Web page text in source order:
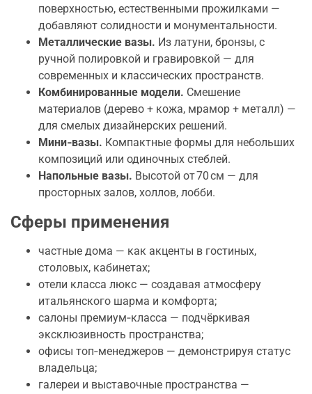
поверхностью, естественными прожилками —
добавляют солидности и монументальности.
Металлические вазы. Из латуни, бронзы, с
ручной полировкой и гравировкой — для
современных и классических пространств.
Комбинированные модели. Смешение
материалов (дерево + кожа, мрамор + металл) —
для смелых дизайнерских решений.
Мини‑вазы. Компактные формы для небольших
композиций или одиночных стеблей.
Напольные вазы. Высотой от 70 см — для
просторных залов, холлов, лобби.
Сферы применения
частные дома — как акценты в гостиных,
столовых, кабинетах;
отели класса люкс — создавая атмосферу
итальянского шарма и комфорта;
салоны премиум‑класса — подчёркивая
эксклюзивность пространства;
офисы топ‑менеджеров — демонстрируя статус
владельца;
галереи и выставочные пространства —